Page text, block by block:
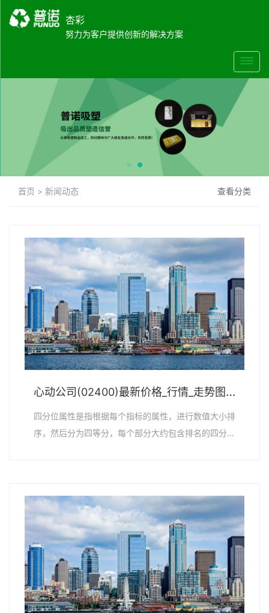
杏彩
努力为客户提供创新的解决方案
首页 > 新闻动态 查看分类
心动公司(02400)最新价格_行情_走势图—东方财富网
四分位属性是指根据每个指标的属性，进行数值大小排
序，然后分为四等分，每个部分大约包含排名的四分